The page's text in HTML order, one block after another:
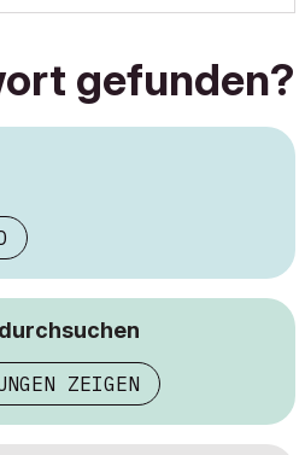
gefunden?
ZEIGEN